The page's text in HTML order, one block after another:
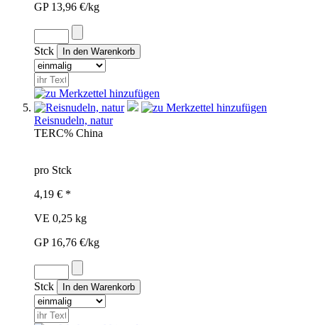
GP 13,96 €/kg
Stck
Reisnudeln, natur
TERC% China
pro Stck
4,19 € *
VE 0,25 kg
GP 16,76 €/kg
Stck